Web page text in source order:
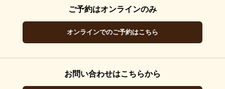
ご予約はオンラインのみ
オンラインでのご予約はこちら
お問い合わせはこちらから